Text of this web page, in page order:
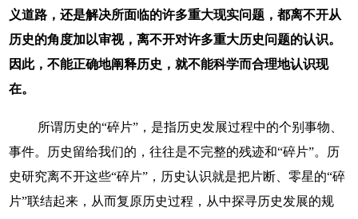
义道路，还是解决所面临的许多重大现实问题，都离不开从
历史的角度加以审视，离不开对许多重大历史问题的认识。
因此，不能正确地阐释历史，就不能科学而合理地认识现
在。
所谓历史的“碎片”，是指历史发展过程中的个别事物、
事件。历史留给我们的，往往是不完整的残迹和“碎片”。历
史研究离不开这些“碎片”，历史认识就是把片断、零星的“碎
片”联结起来，从而复原历史过程，从中探寻历史发展的规